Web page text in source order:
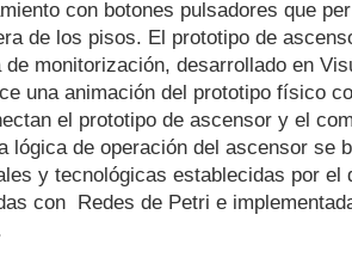
con botones pulsadores que
de los pisos. El prototipo de
de monitorización, desarrollado en
una animación del prototipo físico
el prototipo de ascensor y el
lógica de operación del ascensor se
y tecnológicas establecidas por el
con Redes de Petri e